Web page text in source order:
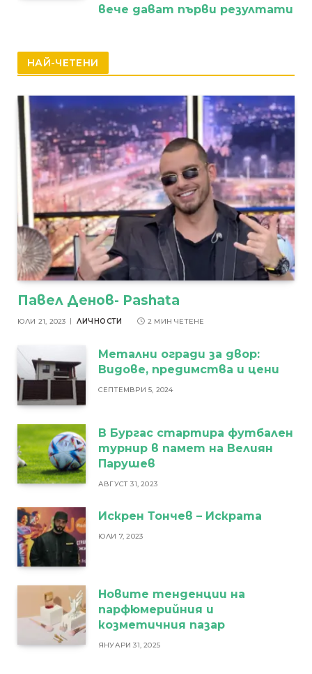
вече дават първи резултати
НАЙ-ЧЕТЕНИ
Павел Денов- Pashata
ЮЛИ 21, 2023 ЛИЧНОСТИ 2 МИН ЧЕТЕНЕ
Метални огради за двор:
Видове, предимства и цени
СЕПТЕМВРИ 5, 2024
В Бургас стартира футбален
турнир в памет на Велиян
Парушев
АВГУСТ 31, 2023
Искрен Тончев – Искрата
ЮЛИ 7, 2023
Новите тенденции на
парфюмерийния и
козметичния пазар
ЯНУАРИ 31, 2025